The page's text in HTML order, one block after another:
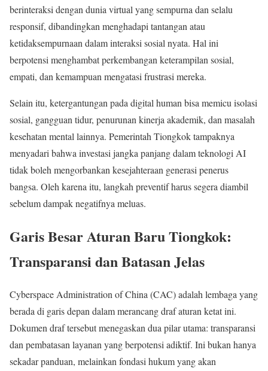
berinteraksi dengan dunia virtual yang sempurna dan selalu
responsif, dibandingkan menghadapi tantangan atau
ketidaksempurnaan dalam interaksi sosial nyata. Hal ini
berpotensi menghambat perkembangan keterampilan sosial,
empati, dan kemampuan mengatasi frustrasi mereka.
Selain itu, ketergantungan pada digital human bisa memicu isolasi
sosial, gangguan tidur, penurunan kinerja akademik, dan masalah
kesehatan mental lainnya. Pemerintah Tiongkok tampaknya
menyadari bahwa investasi jangka panjang dalam teknologi AI
tidak boleh mengorbankan kesejahteraan generasi penerus
bangsa. Oleh karena itu, langkah preventif harus segera diambil
sebelum dampak negatifnya meluas.
Garis Besar Aturan Baru Tiongkok:
Transparansi dan Batasan Jelas
Cyberspace Administration of China (CAC) adalah lembaga yang
berada di garis depan dalam merancang draf aturan ketat ini.
Dokumen draf tersebut menegaskan dua pilar utama: transparansi
dan pembatasan layanan yang berpotensi adiktif. Ini bukan hanya
sekadar panduan, melainkan fondasi hukum yang akan